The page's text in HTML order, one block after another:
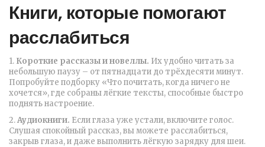
Книги, которые помогают
расслабиться
1. Короткие рассказы и новеллы. Их удобно читать за
небольшую паузу – от пятнадцати до трёхдесяти минут.
Попробуйте подборку «Что почитать, когда ничего не
хочется», где собраны лёгкие тексты, способные быстро
поднять настроение.
2.Аудиокниги. Если глаза уже устали, включите голос.
Слушая спокойный рассказ, вы можете расслабиться,
закрыв глаза, и даже выполнить лёгкую зарядку для шеи.